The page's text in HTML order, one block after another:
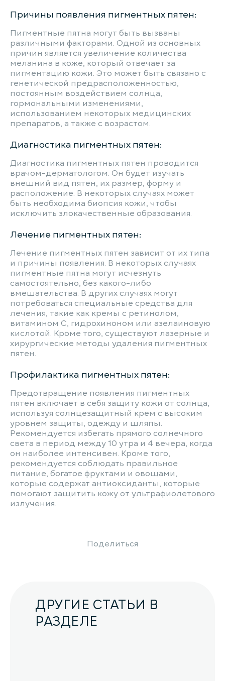
Причины появления пигментных пятен:
Пигментные пятна могут быть вызваны
различными факторами. Одной из основных
причин является увеличение количества
меланина в коже, который отвечает за
пигментацию кожи. Это может быть связано с
генетической предрасположенностью,
постоянным воздействием солнца,
гормональными изменениями,
использованием некоторых медицинских
препаратов, а также с возрастом.
Диагностика пигментных пятен:
Диагностика пигментных пятен проводится
врачом-дерматологом. Он будет изучать
внешний вид пятен, их размер, форму и
расположение. В некоторых случаях может
быть необходима биопсия кожи, чтобы
исключить злокачественные образования.
Лечение пигментных пятен:
Лечение пигментных пятен зависит от их типа
и причины появления. В некоторых случаях
пигментные пятна могут исчезнуть
самостоятельно, без какого-либо
вмешательства. В других случаях могут
потребоваться специальные средства для
лечения, такие как кремы с ретинолом,
витамином С, гидрохиноном или азелаиновую
кислотой. Кроме того, существуют лазерные и
хирургические методы удаления пигментных
пятен.
Профилактика пигментных пятен:
Предотвращение появления пигментных
пятен включает в себя защиту кожи от солнца,
используя солнцезащитный крем с высоким
уровнем защиты, одежду и шляпы.
Рекомендуется избегать прямого солнечного
света в период между 10 утра и 4 вечера, когда
он наиболее интенсивен. Кроме того,
рекомендуется соблюдать правильное
питание, богатое фруктами и овощами,
которые содержат антиоксиданты, которые
помогают защитить кожу от ультрафиолетового
излучения.
Поделиться
ДРУГИЕ СТАТЬИ В
РАЗДЕЛЕ